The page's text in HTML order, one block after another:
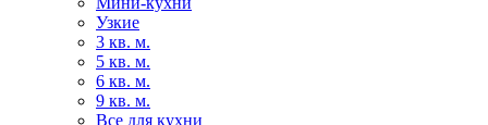
Узкие
3 кв. м.
5 кв. м.
6 кв. м.
9 кв. м.
Все для кухни